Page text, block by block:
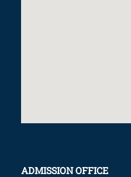
ADMISSION OFFICE